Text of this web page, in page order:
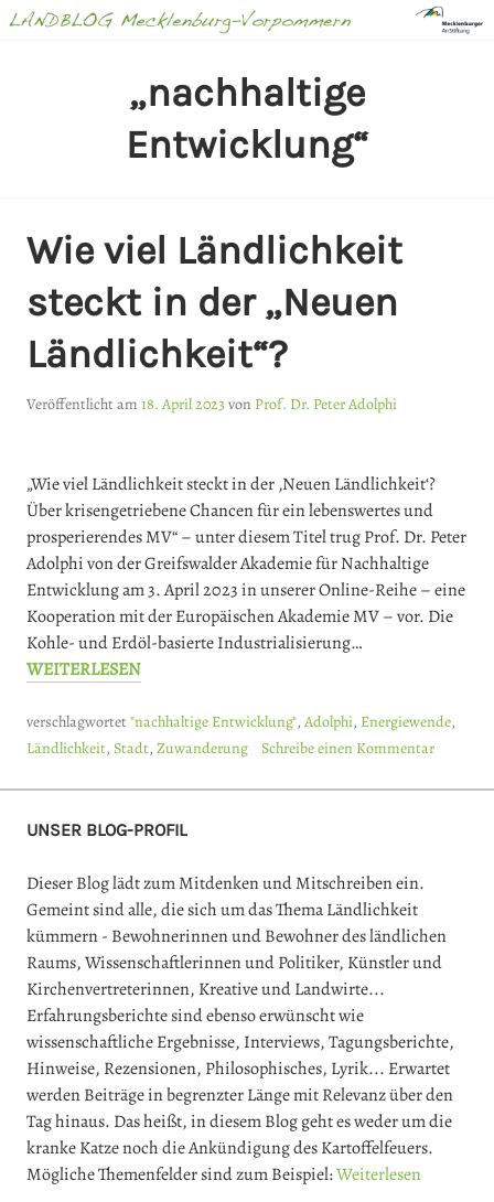
Springe
LANDBLOG
MECKLENBURG-
„nachhaltige
Entwicklung“
Wie viel Ländlichkeit
steckt in der „Neuen
Ländlichkeit“?
Veröffentlicht am 18. April 2023 von Prof. Dr. Peter Adolphi
„Wie viel Ländlichkeit steckt in der ‚Neuen Ländlichkeit‘?
Über krisengetriebene Chancen für ein lebenswertes und
prosperierendes MV“ – unter diesem Titel trug Prof. Dr. Peter
Adolphi von der Greifswalder Akademie für Nachhaltige
Entwicklung am 3. April 2023 in unserer Online-Reihe – eine
Kooperation mit der Europäischen Akademie MV – vor. Die
Kohle- und Erdöl-basierte Industrialisierung…
WEITERLESEN
verschlagwortet "nachhaltige Entwicklung", Adolphi, Energiewende,
Ländlichkeit, Stadt, Zuwanderung Schreibe einen Kommentar
UNSER BLOG-PROFIL
Dieser Blog lädt zum Mitdenken und Mitschreiben ein.
Gemeint sind alle, die sich um das Thema Ländlichkeit
kümmern - Bewohnerinnen und Bewohner des ländlichen
Raums, Wissenschaftlerinnen und Politiker, Künstler und
Kirchenvertreterinnen, Kreative und Landwirte...
Erfahrungsberichte sind ebenso erwünscht wie
wissenschaftliche Ergebnisse, Interviews, Tagungsberichte,
Hinweise, Rezensionen, Philosophisches, Lyrik... Erwartet
werden Beiträge in begrenzter Länge mit Relevanz über den
Tag hinaus. Das heißt, in diesem Blog geht es weder um die
kranke Katze noch die Ankündigung des Kartoffelfeuers.
Mögliche Themenfelder sind zum Beispiel:Weiterlesen